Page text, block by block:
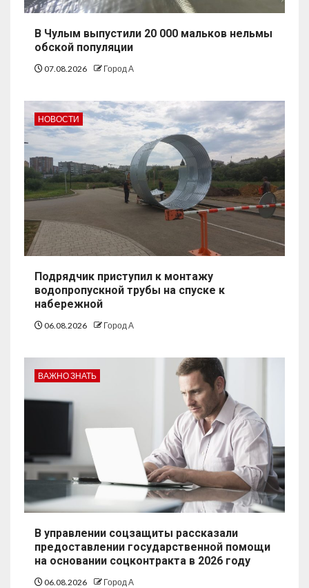
В Чулым выпустили 20 000 мальков нельмы
обской популяции
07.08.2026 Город А
НОВОСТИ
Подрядчик приступил к монтажу
водопропускной трубы на спуске к
набережной
06.08.2026 Город А
ВАЖНО ЗНАТЬ
В управлении соцзащиты рассказали
предоставлении государственной помощи
на основании соцконтракта в 2026 году
06.08.2026 Город А